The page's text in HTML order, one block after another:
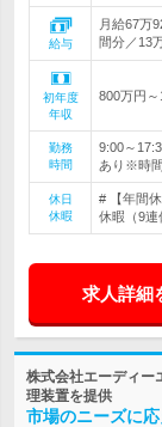
給与
月給67万
間分／13
初年度
年収
800万円～
勤務
時間
9:00～
あり※時
休日
休暇
# 【年間
休暇（9連
求人詳細
株式会社エーディー
理装置を提供
市場のニーズに